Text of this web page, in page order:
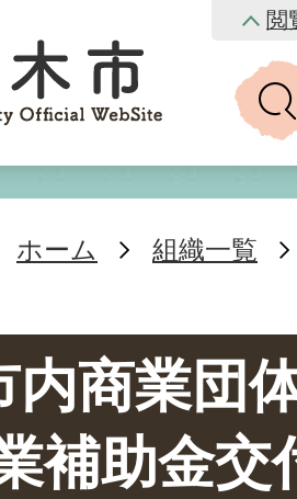
閲
ホーム 組織一覧
内商業団
補助金交